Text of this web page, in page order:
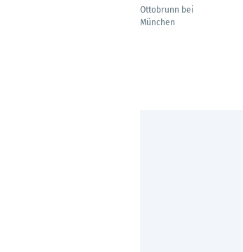
Ottobrunn bei
München